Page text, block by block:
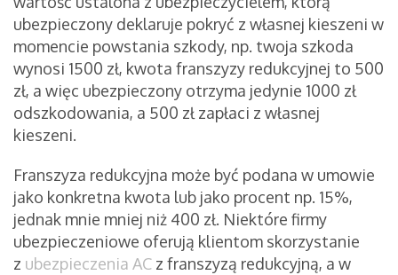
ubezpieczony deklaruje pokryć z własnej kieszeni w
momencie powstania szkody, np. twoja szkoda
wynosi 1500 zł, kwota franszyzy redukcyjnej to 500
zł, a więc ubezpieczony otrzyma jedynie 1000 zł
odszkodowania, a 500 zł zapłaci z własnej
kieszeni.
Franszyza redukcyjna może być podana w umowie
jako konkretna kwota lub jako procent np. 15%,
jednak mnie mniej niż 400 zł. Niektóre firmy
ubezpieczeniowe oferują klientom skorzystanie
z ubezpieczenia AC z franszyzą redukcyjną, a w